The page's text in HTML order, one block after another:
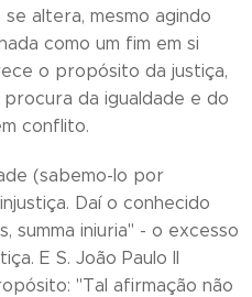
altera, mesmo agindo
como um fim em si
o propósito da justiça,
da igualdade e do
conflito.
(sabemo-lo por
Daí o conhecido
summa iniuria" - o excesso
E S. João Paulo II
"Tal afirmação não